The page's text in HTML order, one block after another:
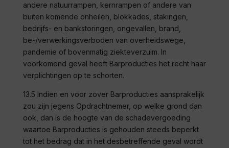
andere natuurrampen, kernrampen of andere van
buiten komende onheilen, blokkades, stakingen,
bedrijfs- en bankstoringen, ongevallen, brand,
be-/verwerkingsverboden van overheidswege,
pandemie of bovenmatig ziekteverzuim. In
voorkomend geval heeft Barproducties het recht haar
verplichtingen op te schorten.
13.5 Indien en voor zover Barproducties aansprakelijk
zou zijn jegens Opdrachtnemer, op welke grond dan
ook, dan is de hoogte van de schadevergoeding
waartoe Barproducties is gehouden steeds beperkt
tot het bedrag dat in het desbetreffende geval wordt